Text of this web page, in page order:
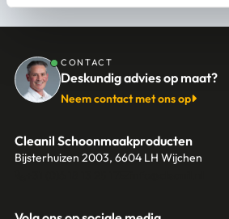
CONTACT
Deskundig advies op maat?
Neem contact met ons op
Cleanil Schoonmaakproducten
Bijsterhuizen 2003, 6604 LH Wijchen